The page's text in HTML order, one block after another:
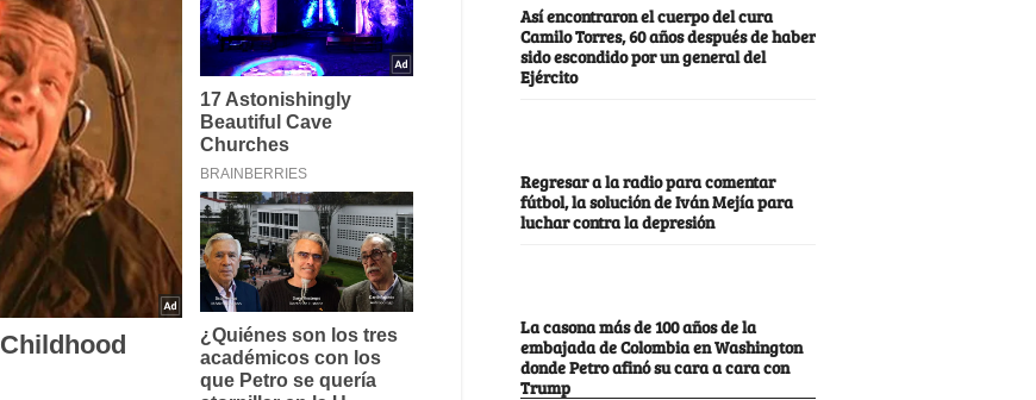
Así encontraron el cuerpo del cura
Camilo Torres, 60 años después de haber
sido escondido por un general del
Ejército
Regresar a la radio para comentar
fútbol, la solución de Iván Mejía para
luchar contra la depresión
La casona más de 100 años de la
embajada de Colombia en Washington
donde Petro afinó su cara a cara con
Trump